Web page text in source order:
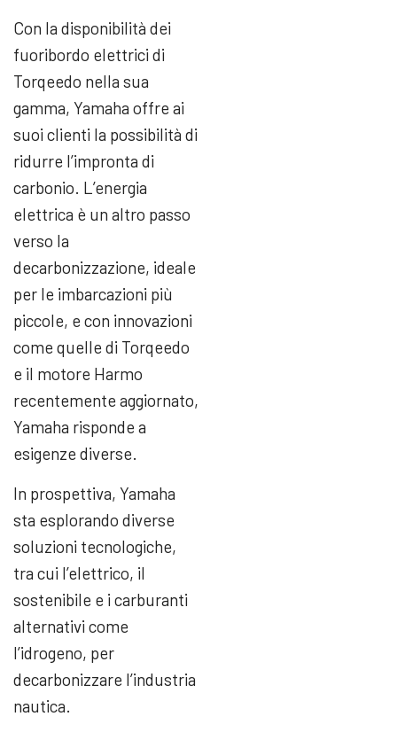
Con la disponibilità dei
fuoribordo elettrici di
Torqeedo nella sua
gamma, Yamaha offre ai
suoi clienti la possibilità di
ridurre l’impronta di
carbonio. L’energia
elettrica è un altro passo
verso la
decarbonizzazione, ideale
per le imbarcazioni più
piccole, e con innovazioni
come quelle di Torqeedo
e il motore Harmo
recentemente aggiornato,
Yamaha risponde a
esigenze diverse.
In prospettiva, Yamaha
sta esplorando diverse
soluzioni tecnologiche,
tra cui l’elettrico, il
sostenibile e i carburanti
alternativi come
l’idrogeno, per
decarbonizzare l’industria
nautica.